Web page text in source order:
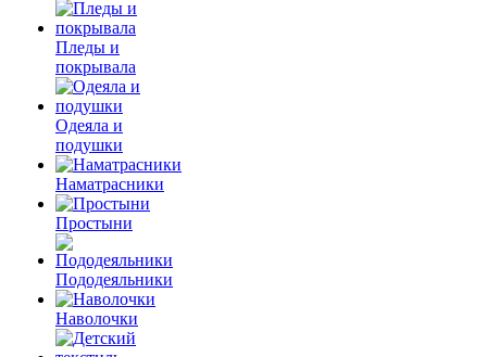
Пледы и
покрывала
Одеяла и
подушки
Наматрасники
Простыни
Пододеяльники
Наволочки